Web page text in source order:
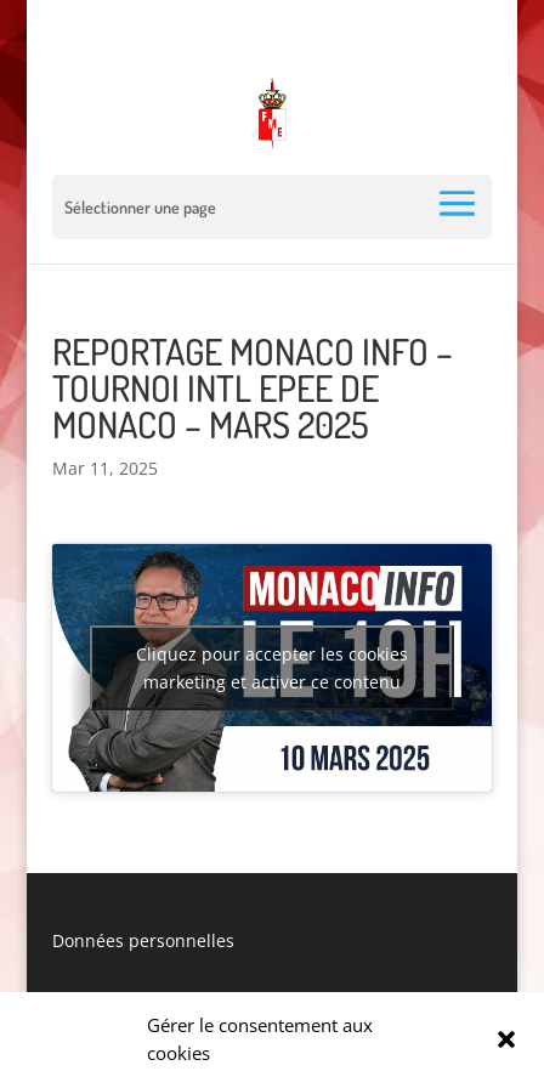
Gérer le consentement aux
cookies
Sélectionner une page
REPORTAGE MONACO INFO –
TOURNOI INTL EPEE DE
MONACO – MARS 2025
Mar 11, 2025
Cliquez pour accepter les cookies
marketing et activer ce contenu
Données personnelles